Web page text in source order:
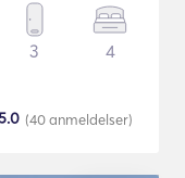
3 4
(40anmeldelser)